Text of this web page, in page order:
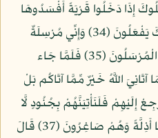
إِنَّ الْمُلُوكَ إِذَا دَخَلُوا قَرْيَةً أَفْسَدُوهَا
وَجَعَلُوا أَعِزَّةَ أَهْلِهَا أَذِلَّةً وَكَذَلِكَ يَفْعَلُونَ (34) وَإِنِّي مُرْسِلَةٌ
إِلَيْهِم بِهَدِيَّةٍ فَنَاظِرَةٌ بِمَ يَرْجِعُ الْمُرْسَلُونَ (35) فَلَمَّا جَاء
اللَّهُ خَيْرٌ مِّمَّا آتَاكُم بَلْ
تَفْرَحُونَ (36) ارْجِعْ إِلَيْهِمْ فَلَنَأْتِيَنَّهُمْ بِجُنُودٍ لَّا
قِبَلَ لَهُم بِهَا وَلَنُخْرِجَنَّهُم مِّنْهَا أَذِلَّةً وَهُمْ صَاغِرُونَ (37) قَالَ